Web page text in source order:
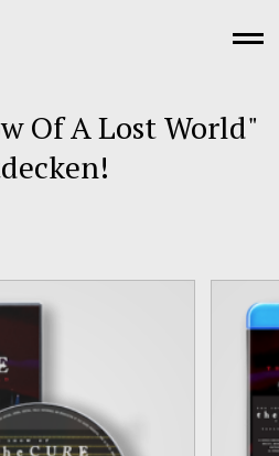
Of A Lost World"